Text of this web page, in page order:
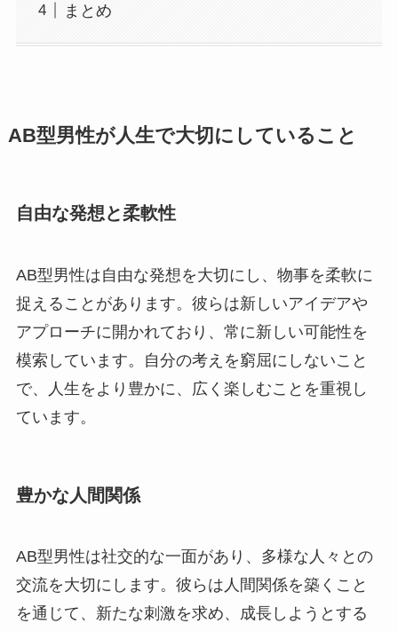
まとめ
AB型男性が人生で大切にしていること
自由な発想と柔軟性
AB型男性は自由な発想を大切にし、物事を柔軟に
捉えることがあります。彼らは新しいアイデアや
アプローチに開かれており、常に新しい可能性を
模索しています。自分の考えを窮屈にしないこと
で、人生をより豊かに、広く楽しむことを重視し
ています。
豊かな人間関係
AB型男性は社交的な一面があり、多様な人々との
交流を大切にします。彼らは人間関係を築くこと
を通じて、新たな刺激を求め、成長しようとする